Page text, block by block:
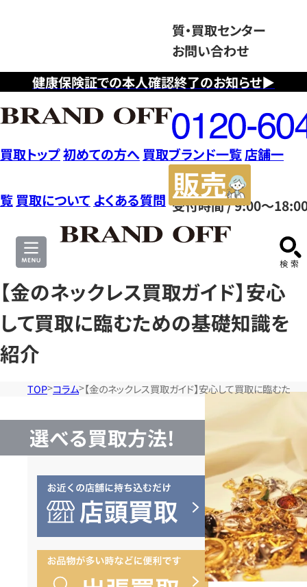
健康保険証での本人確認終了のお知らせ▶
質・買取センター
お問い合わせ
フ
リ
ー
ダ
イ
ヤ
ル
0120604117
受付時間 / 9:00～
買取トップ初めての方へ 買取ブランド一覧店舗一
覧 買取について よくある質問
サ
【金のネックレス買取ガイド】安心
して買取に臨むための基礎知識を
紹介
TOP コラム 【金のネックレス買取ガイド】安心して買取に臨むた
選べる買取方法!